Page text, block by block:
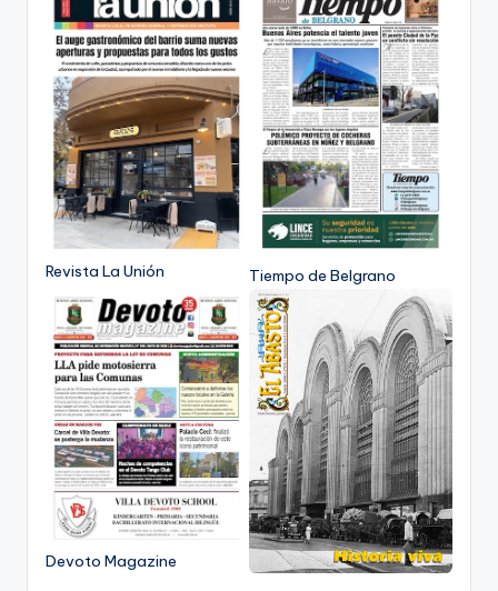
Revista La Unión Tiempo de Belgrano
Devoto Magazine